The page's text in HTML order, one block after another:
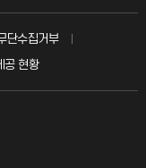
단수집거부
공 현황